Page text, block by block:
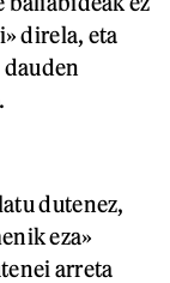
direla, eta
dutenez,
eza»
arreta